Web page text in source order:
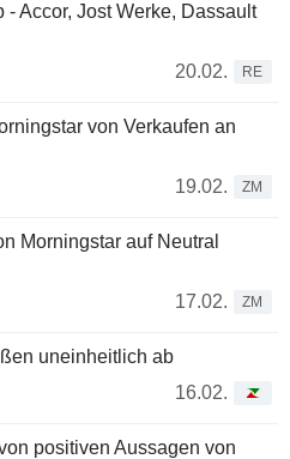
Accor, Jost Werke, Dassault
20.02.
RE
von Verkaufen an
19.02.
ZM
Morningstar auf Neutral
17.02.
ZM
uneinheitlich ab
16.02.
positiven Aussagen von